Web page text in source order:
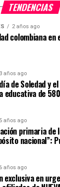
TENDENCIAS
2 años ago
colombiana en
3 años ago
de Soledad y
educativa de
5 años ago
primaria de
nacional”:
6 años ago
exclusiva en